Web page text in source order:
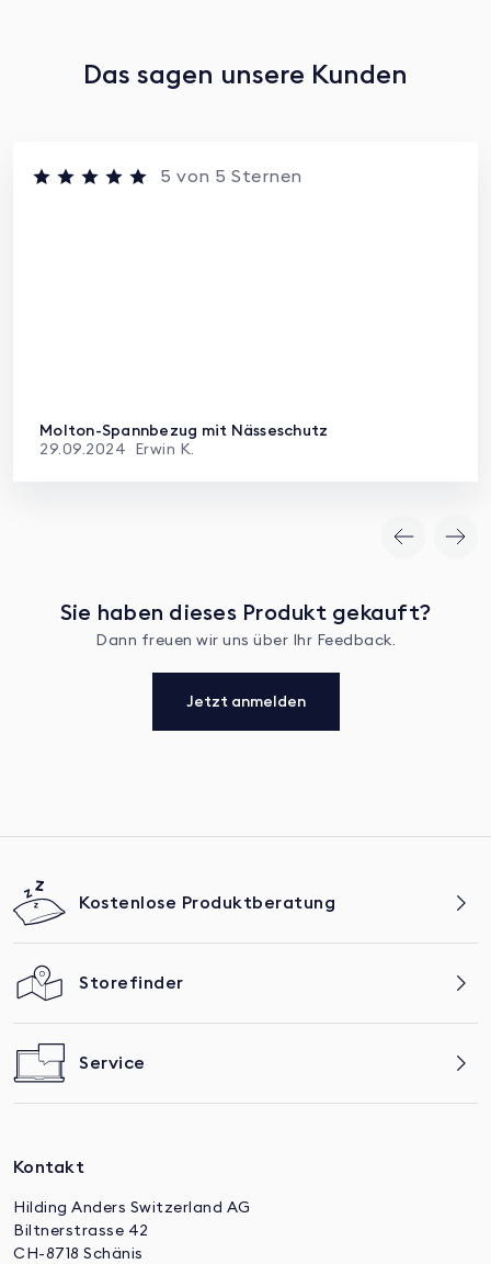
Das sagen unsere Kunden
5 von 5 Sternen
Molton-Spannbezug mit Nässeschutz
29.09.2024 Erwin K.
Sie haben dieses Produkt gekauft?
Dann freuen wir uns über Ihr Feedback.
Jetzt anmelden
Kostenlose Produktberatung
Storefinder
Service
Kontakt
Hilding Anders Switzerland AG
Biltnerstrasse 42
CH-8718 Schänis